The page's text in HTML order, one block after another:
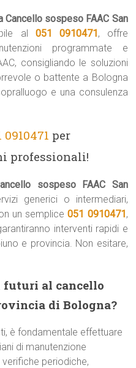
Cancello sospeso FAAC San
al 051 0910471, offre
programmate e
consigliando le soluzioni
o battente a Bologna
e una consulenza
0910471 per
professionali!
sospeso FAAC San
generici o intermediari,
un semplice051 0910471,
interventi rapidi e
e provincia. Non esitare,
futuri al cancello
di Bologna?
è fondamentale effettuare
di manutenzione
periodiche,